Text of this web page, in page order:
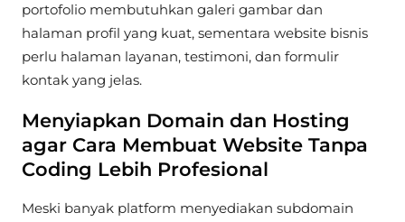
portofolio membutuhkan galeri gambar dan
halaman profil yang kuat, sementara website bisnis
perlu halaman layanan, testimoni, dan formulir
kontak yang jelas.
Menyiapkan Domain dan Hosting
agar Cara Membuat Website Tanpa
Coding Lebih Profesional
Meski banyak platform menyediakan subdomain